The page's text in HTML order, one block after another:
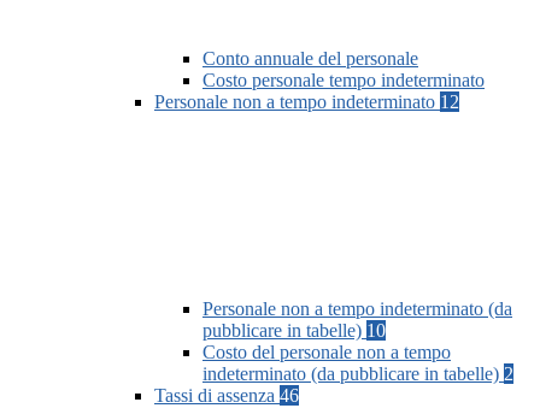
Conto annuale del personale
Costo personale tempo indeterminato
Personale non a tempo indeterminato 12
Personale non a tempo indeterminato (da
pubblicare in tabelle) 10
Costo del personale non a tempo
indeterminato (da pubblicare in tabelle) 2
Tassi di assenza 46